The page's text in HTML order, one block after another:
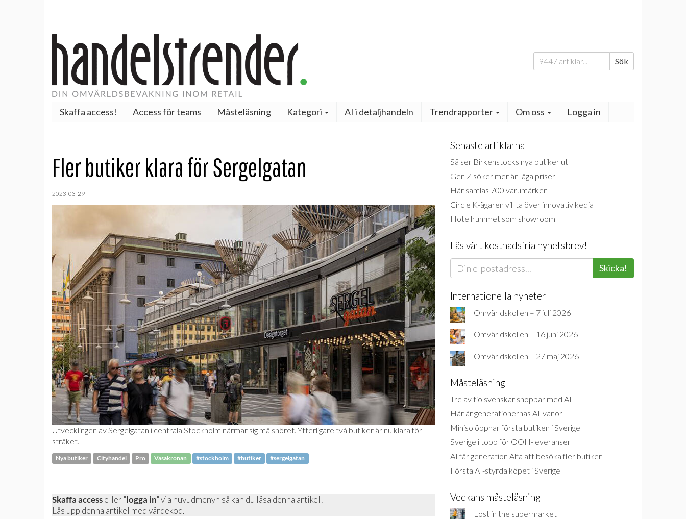
Sök
efter:
Sök
Skaffa access! Access för teams Måsteläsning Kategori AI i detaljhandeln Trendrapporter Om oss Logga in
Fler butiker klara för Sergelgatan
2023-03-29
Utvecklingen av Sergelgatan i centrala Stockholm närmar sig målsnöret. Ytterligare två butiker är nu klara för
stråket.
Nya butiker Cityhandel Pro Vasakronan #stockholm #butiker #sergelgatan
Skaffa accesseller "logga in" via huvudmenyn så kan du läsa denna artikel!
Lås upp denna artikel med värdekod.
Senaste artiklarna
Så ser Birkenstocks nya butiker ut
Gen Z söker mer än låga priser
Här samlas 700 varumärken
Circle K-ägaren vill ta över innovativ kedja
Hotellrummet som showroom
Läs vårt kostnadsfria nyhetsbrev!
Skicka!
Internationella nyheter
Omvärldskollen – 7 juli 2026
Omvärldskollen – 16 juni 2026
Omvärldskollen – 27 maj 2026
Måsteläsning
Tre av tio svenskar shoppar med AI
Här är generationernas AI-vanor
Miniso öppnar första butiken i Sverige
Sverige i topp för OOH-leveranser
AI får generation Alfa att besöka fler butiker
Första AI-styrda köpet i Sverige
Veckans måsteläsning
Lost in the supermarket